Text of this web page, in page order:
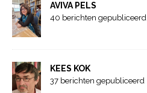
AVIVA PELS
40 berichten gepubliceerd
KEES KOK
37 berichten gepubliceerd